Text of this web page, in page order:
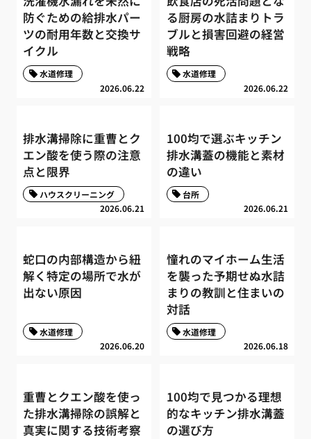
防ぐための給排水パー
ツの耐用年数と交換サ
イクル
2026.06.22
水道修理
る厨房の水詰まりトラ
ブルと損害回避の経営
戦略
2026.06.22
水道修理
排水溝掃除に重曹とク
エン酸を使う際の注意
点と限界
2026.06.21
ハウスクリーニング
100均で選ぶキッチン
排水溝蓋の機能と素材
の違い
2026.06.21
台所
蛇口の内部構造から紐
解く特定の場所で水が
出ない原因
2026.06.20
水道修理
憧れのマイホーム生活
を襲った予期せぬ水詰
まりの教訓と住まいの
対話
2026.06.18
水道修理
重曹とクエン酸を使っ
た排水溝掃除の誤解と
真実に関する技術考察
100均で見つかる理想
的なキッチン排水溝蓋
の選び方